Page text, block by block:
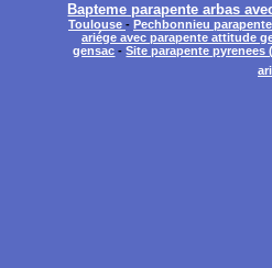
Bapteme parapente arbas
Toulouse - Pechbonnieu
ariége avec parapente attitude
gensac -Site parapente pyrenees